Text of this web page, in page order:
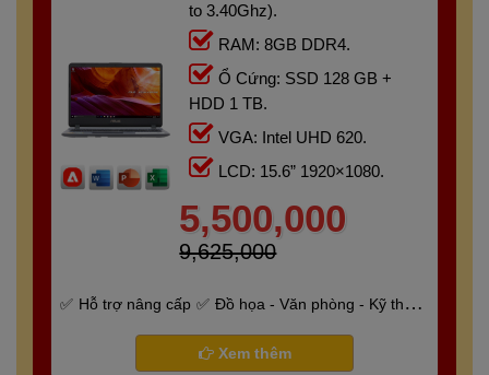
to 3.40Ghz).
RAM: 8GB DDR4.
Ổ Cứng: SSD 128 GB +
HDD 1 TB.
VGA: Intel UHD 620.
LCD: 15.6” 1920×1080.
5,500,000
9,625,000
Hỗ trợ nâng cấp
Đồ họa - Văn phòng - Kỹ thuật
Bảo hành 6 tháng
Xem thêm